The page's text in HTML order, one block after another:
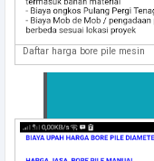
Daftar harga bore pile mesin